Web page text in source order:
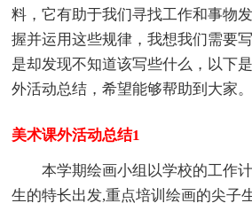
料，它有助于我们寻找工作和事物
握并运用这些规律，我想我们需要
是却发现不知道该写些什么，以下
外活动总结，希望能够帮助到大家。
美术课外活动总结1
本学期绘画小组以学校的工作
生的特长出发,重点培训绘画的尖子